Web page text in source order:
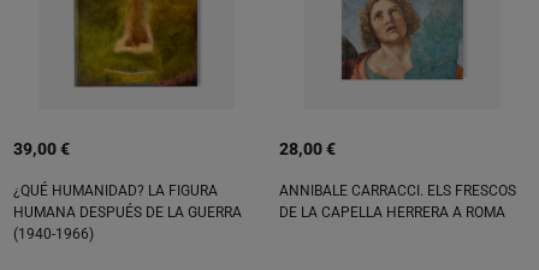
39,00 €
¿QUÉ HUMANIDAD? LA FIGURA
HUMANA DESPUÉS DE LA GUERRA
(1940-1966)
28,00 €
ANNIBALE CARRACCI. ELS FRESCOS
DE LA CAPELLA HERRERA A ROMA